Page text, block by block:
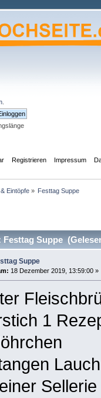
.
Registrieren Impressum
Eintöpfe » Festtag Suppe
Festtag Suppe
Suppe
18 Dezember 2019, 13:59:00 »
1
Lauch
Sellerie